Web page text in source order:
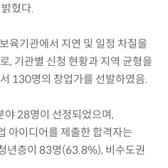
혔다.
육기관에서 지연 및 일정 차질을
, 기관별 신청 현황과 지역 균형을
130명의 창업가를 선발하였음.
28명이 선정되었으며,
아이디어를 제출한 합격자는
년층이 83명(63.8%), 비수도권